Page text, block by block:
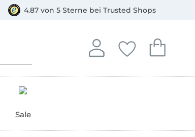
4.87 von 5 Sterne bei Trusted Shops
Anmelden
In deinem Konto
Deine
Du hast keine
Dein
Du hast
Sale